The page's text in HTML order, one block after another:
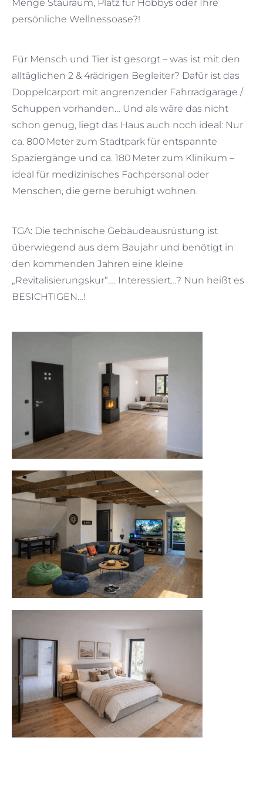
Menge Stauraum, Platz für Hobbys oder Ihre
persönliche Wellnessoase?!
Für Mensch und Tier ist gesorgt – was ist mit den
alltäglichen 2 & 4rädrigen Begleiter? Dafür ist das
Doppelcarport mit angrenzender Fahrradgarage /
Schuppen vorhanden… Und als wäre das nicht
schon genug, liegt das Haus auch noch ideal: Nur
ca. 800 Meter zum Stadtpark für entspannte
Spaziergänge und ca. 180 Meter zum Klinikum –
ideal für medizinisches Fachpersonal oder
Menschen, die gerne beruhigt wohnen.
TGA: Die technische Gebäudeausrüstung ist
überwiegend aus dem Baujahr und benötigt in
den kommenden Jahren eine kleine
„Revitalisierungskur“…. Interessiert…? Nun heißt es
BESICHTIGEN…!